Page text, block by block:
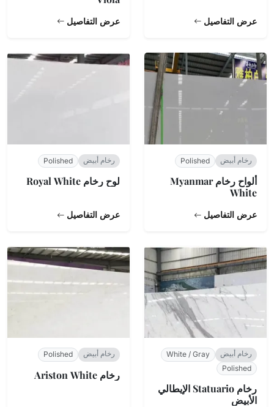
عرض التفاصيل عرض التفاصيل
رخام أبيض Polished
ألواح رخام Myanmar
White
عرض التفاصيل
رخام أبيض Polished
لوح رخام Royal White
عرض التفاصيل
رخام أبيض
White / Gray
Polished
رخام Statuario الإيطالي
الأبيض
رخام أبيض Polished
رخام Ariston White